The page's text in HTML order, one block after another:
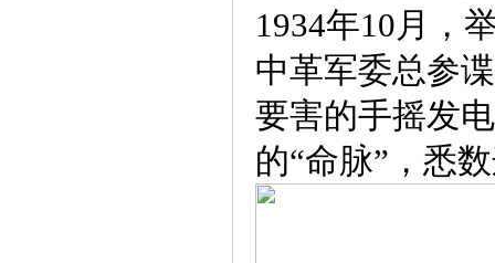
1934年10月，
中革军委总参
要害的手摇发
的“命脉”，悉